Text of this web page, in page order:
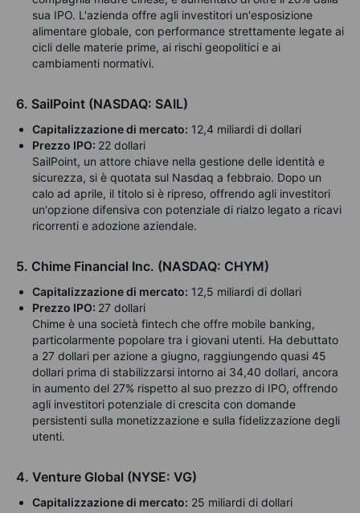
sua IPO. L'azienda offre agli investitori un'esposizione
alimentare globale, con performance strettamente legate ai
cicli delle materie prime, ai rischi geopolitici e ai
cambiamenti normativi.
6. SailPoint (NASDAQ: SAIL)
Capitalizzazione di mercato: 12,4 miliardi di dollari
Prezzo IPO: 22 dollari
SailPoint, un attore chiave nella gestione delle identità e
sicurezza, si è quotata sul Nasdaq a febbraio. Dopo un
calo ad aprile, il titolo si è ripreso, offrendo agli investitori
un'opzione difensiva con potenziale di rialzo legato a ricavi
ricorrenti e adozione aziendale.
5. Chime Financial Inc. (NASDAQ: CHYM)
Capitalizzazione di mercato: 12,5 miliardi di dollari
Prezzo IPO: 27 dollari
Chime è una società fintech che offre mobile banking,
particolarmente popolare tra i giovani utenti. Ha debuttato
a 27 dollari per azione a giugno, raggiungendo quasi 45
dollari prima di stabilizzarsi intorno ai 34,40 dollari, ancora
in aumento del 27% rispetto al suo prezzo di IPO, offrendo
agli investitori potenziale di crescita con domande
persistenti sulla monetizzazione e sulla fidelizzazione degli
utenti.
4. Venture Global (NYSE: VG)
Capitalizzazione di mercato: 25 miliardi di dollari